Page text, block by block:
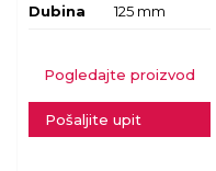
Dubina 125 mm
Pogledajte proizvod
Pošaljite upit